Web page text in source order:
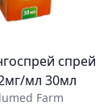
спрей
мл 30мл
Farm